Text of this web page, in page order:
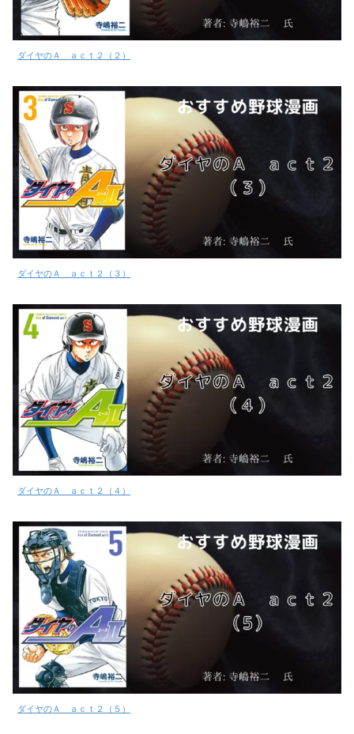
ダイヤのＡ ａｃｔ２（２）
ダイヤのＡ ａｃｔ２（３）
ダイヤのＡ ａｃｔ２（４）
ダイヤのＡ ａｃｔ２（５）